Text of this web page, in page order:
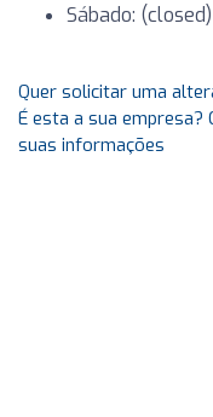
Sábado: (closed)
Quer solicitar uma
É esta a sua
suas informações